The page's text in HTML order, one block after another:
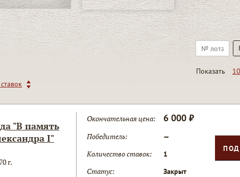
Показать 10
"В память
I"
г.
Окончательная цена: 6 000 ₽
Победитель: —
Количество ставок: 1
Статус: Закрыт